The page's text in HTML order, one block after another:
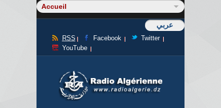
عربي
RSS Facebook
Twitter
YouTube